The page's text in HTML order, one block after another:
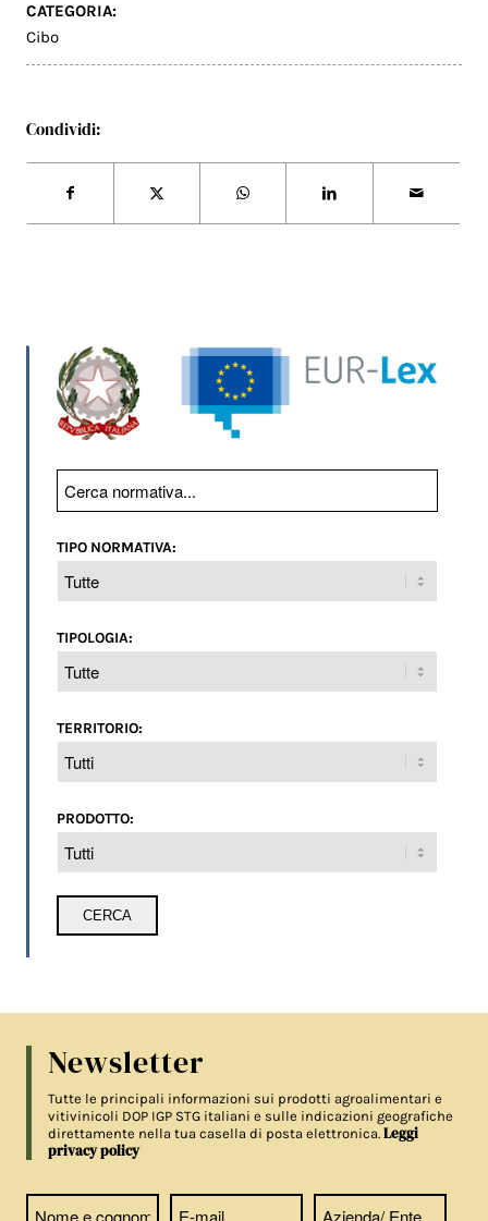
CATEGORIA:
Cibo
Condividi:
TIPO NORMATIVA:
TIPOLOGIA:
TERRITORIO:
PRODOTTO:
Newsletter
Tutte le principali informazioni sui prodotti agroalimentari e
vitivinicoli DOP IGP STG italiani e sulle indicazioni geografiche
direttamente nella tua casella di posta elettronica.Leggi
privacy policy